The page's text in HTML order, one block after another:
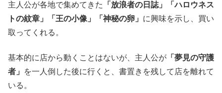
主人公が各地で集めてきた
「放浪者の日誌」「ハロウネス
トの紋章」「王の小像」「神秘の卵」 に興味を示し、買い
取ってくれる。
基本的に店から動くことはないが、主人公が 「夢見の守護
者」
を一人倒した後に行くと、書置きを残して店を離れて
いる。